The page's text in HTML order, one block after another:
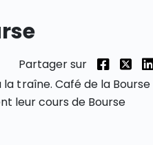
Partager sur
traîne. Café de la Bourse
leur cours de Bourse